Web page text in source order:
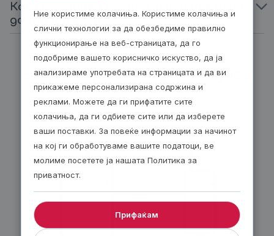
Како се добива клучот ако пристигнам
доцна навечер?
Биди модерен, подари ваучер
Ние користиме колачиња. Користиме колачиња и
слични технологии за да обезбедиме правилно
функционирање на веб-страницата, да го
подобриме вашето корисничко искуство, да ја
анализираме употребата на страницата и да ви
прикажеме персонализирана содржина и
реклами. Можете да ги прифатите сите
колачиња, да ги одбиете сите или да изберете
ваши поставки. За повеќе информации за начинот
на кој ги обработуваме вашите податоци, ве
молиме посетете ја нашата Политика за
приватност.
Прифаќам